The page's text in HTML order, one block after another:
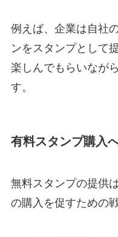
例えば、企業は自社
ンをスタンプとして
楽しんでもらいなが
す。
有料スタンプ購入
無料スタンプの提供
の購入を促すための